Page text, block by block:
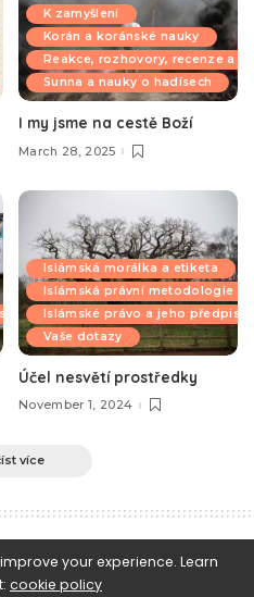
K zamyšlení
Korán a koránské nauky
Reakce, rozhovory, recenze a
Sunna a nauky o hadísech
I my jsme na cestě Boží
March 28, 2025
Islámská morálka a etiketa
Islámská právní metodologie
Islámské právo a jeho předpisy
Vaše dotazy
Účel nesvětí prostředky
November 1, 2024
více
Sunna a nauky o hadísech
your experience. Learn
cookie policy